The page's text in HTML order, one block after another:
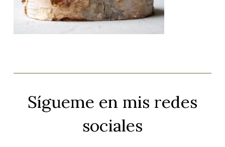
Sígueme en mis redes
sociales